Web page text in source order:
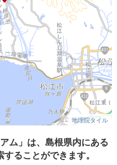
地理院タイル
ム」は、島根県内にある
ることができます。